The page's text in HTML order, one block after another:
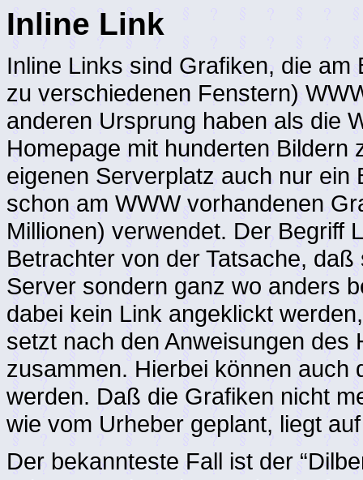
Inline Link
Inline Links sind Grafiken, die am
zu verschiedenen Fenstern)
anderen Ursprung haben als die
Homepage mit hunderten
eigenen Serverplatz auch nur ein
schon am WWW vorhandenen
Millionen) verwendet. Der Begriff
Betrachter von der Tatsache,
Server sondern ganz wo anders
dabei kein Link angeklickt
setzt nach den Anweisungen des
zusammen. Hierbei können
werden. Daß die Grafiken nicht
wie vom Urheber geplant, liegt
Der bekannteste Fall ist der